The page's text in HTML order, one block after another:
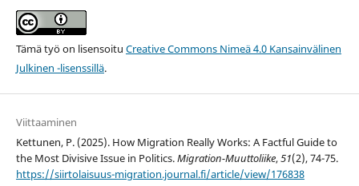
Tämä työ on lisensoitu Creative Commons Nimeä 4.0 Kansainvälinen
Julkinen -lisenssillä.
Viittaaminen
Kettunen, P. (2025). How Migration Really Works: A Factful Guide to
the Most Divisive Issue in Politics.Migration-Muuttoliike,51(2), 74-75.
https://siirtolaisuus-migration.journal.fi/article/view/176838